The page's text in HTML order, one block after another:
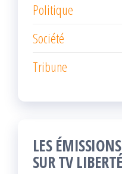
Politique
Société
Tribune
LES
SUR TV